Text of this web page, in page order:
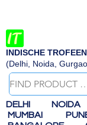
INDISCHE TROFEEN
(Delhi, Noida,
DELHI NOIDA
MUMBAI